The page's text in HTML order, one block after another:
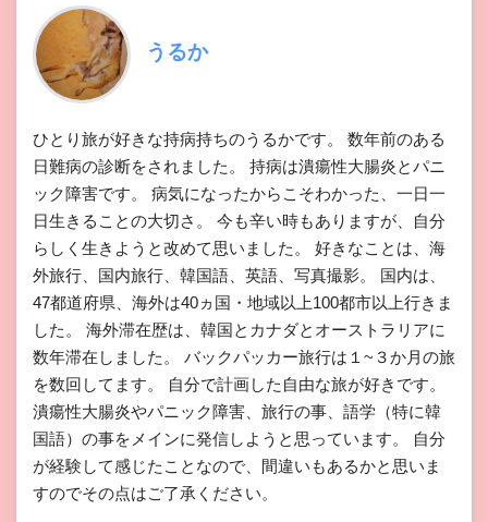
うるか
ひとり旅が好きな持病持ちのうるかです。 数年前のある
日難病の診断をされました。 持病は潰瘍性大腸炎とパニ
ック障害です。 病気になったからこそわかった、一日一
日生きることの大切さ。 今も辛い時もありますが、自分
らしく生きようと改めて思いました。 好きなことは、海
外旅行、国内旅行、韓国語、英語、写真撮影。 国内は、
47都道府県、海外は40ヵ国・地域以上100都市以上行きま
した。 海外滞在歴は、韓国とカナダとオーストラリアに
数年滞在しました。 バックパッカー旅行は１~３か月の旅
を数回してます。 自分で計画した自由な旅が好きです。
潰瘍性大腸炎やパニック障害、旅行の事、語学（特に韓
国語）の事をメインに発信しようと思っています。 自分
が経験して感じたことなので、間違いもあるかと思いま
すのでその点はご了承ください。